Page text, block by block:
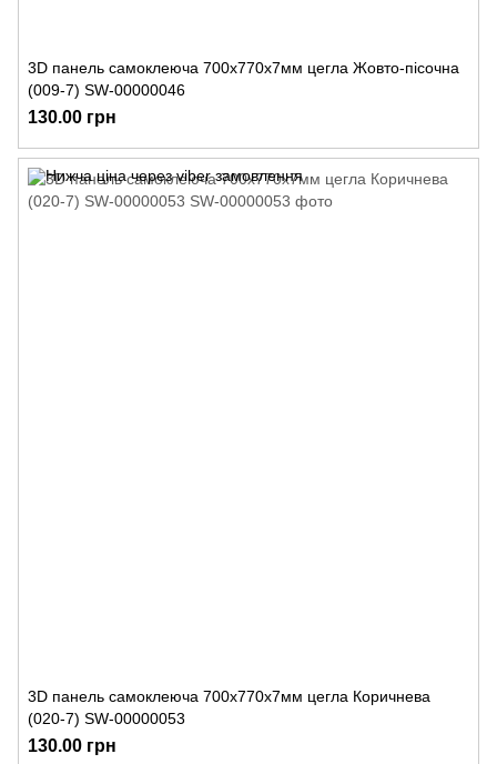
3D панель самоклеюча 700x770x7мм цегла Жовто-пісочна
(009-7) SW-00000046
130.00 грн
3D панель самоклеюча 700х770х7мм цегла Коричнева
(020-7) SW-00000053
130.00 грн